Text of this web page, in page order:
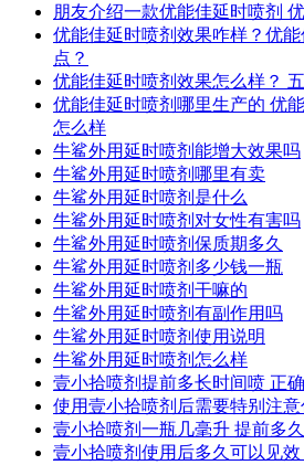
朋友介绍一款优能佳延时喷剂
优能佳延时喷剂效果咋样？优
点？
优能佳延时喷剂效果怎么样？
优能佳延时喷剂哪里生产的 优
怎么样
牛鲨外用延时喷剂能增大效果吗
牛鲨外用延时喷剂哪里有卖
牛鲨外用延时喷剂是什么
牛鲨外用延时喷剂对女性有害吗
牛鲨外用延时喷剂保质期多久
牛鲨外用延时喷剂多少钱一瓶
牛鲨外用延时喷剂干嘛的
牛鲨外用延时喷剂有副作用吗
牛鲨外用延时喷剂使用说明
牛鲨外用延时喷剂怎么样
壹小拾喷剂提前多长时间喷 正
使用壹小拾喷剂后需要特别注意
壹小拾喷剂一瓶几毫升 提前多
壹小拾喷剂使用后多久可以见